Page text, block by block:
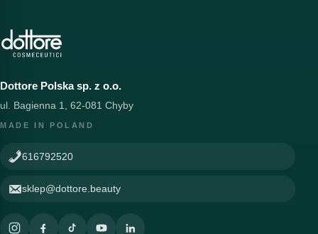
Dottore Polska sp. z o.o.
ul. Bagienna 1, 62-081 Chyby
MADE IN POLAND
616792520
sklep@dottore.beauty